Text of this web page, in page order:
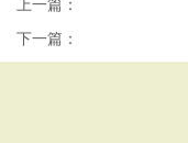
上一篇：
下一篇：